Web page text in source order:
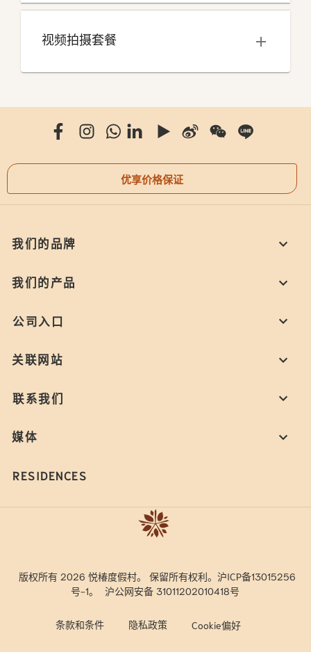
视频拍摄套餐
优享价格保证
我们的品牌
我们的产品
公司入口
关联网站
联系我们
媒体
RESIDENCES
版权所有 2026 悦椿度假村。 保留所有权利。沪ICP备13015256
号-1。
沪公网安备 31011202010418号
条款和条件 隐私政策 Cookie偏好